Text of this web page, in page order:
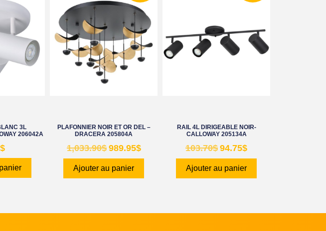
3L
206042A
$
PLAFONNIER NOIR ET OR DEL –
DRACERA 205804A
1,033.90$ 989.95$
Ajouter au panier
RAIL 4L DIRIGEABLE NOIR-
CALLOWAY 205134A
103.70$ 94.75$
Ajouter au panier